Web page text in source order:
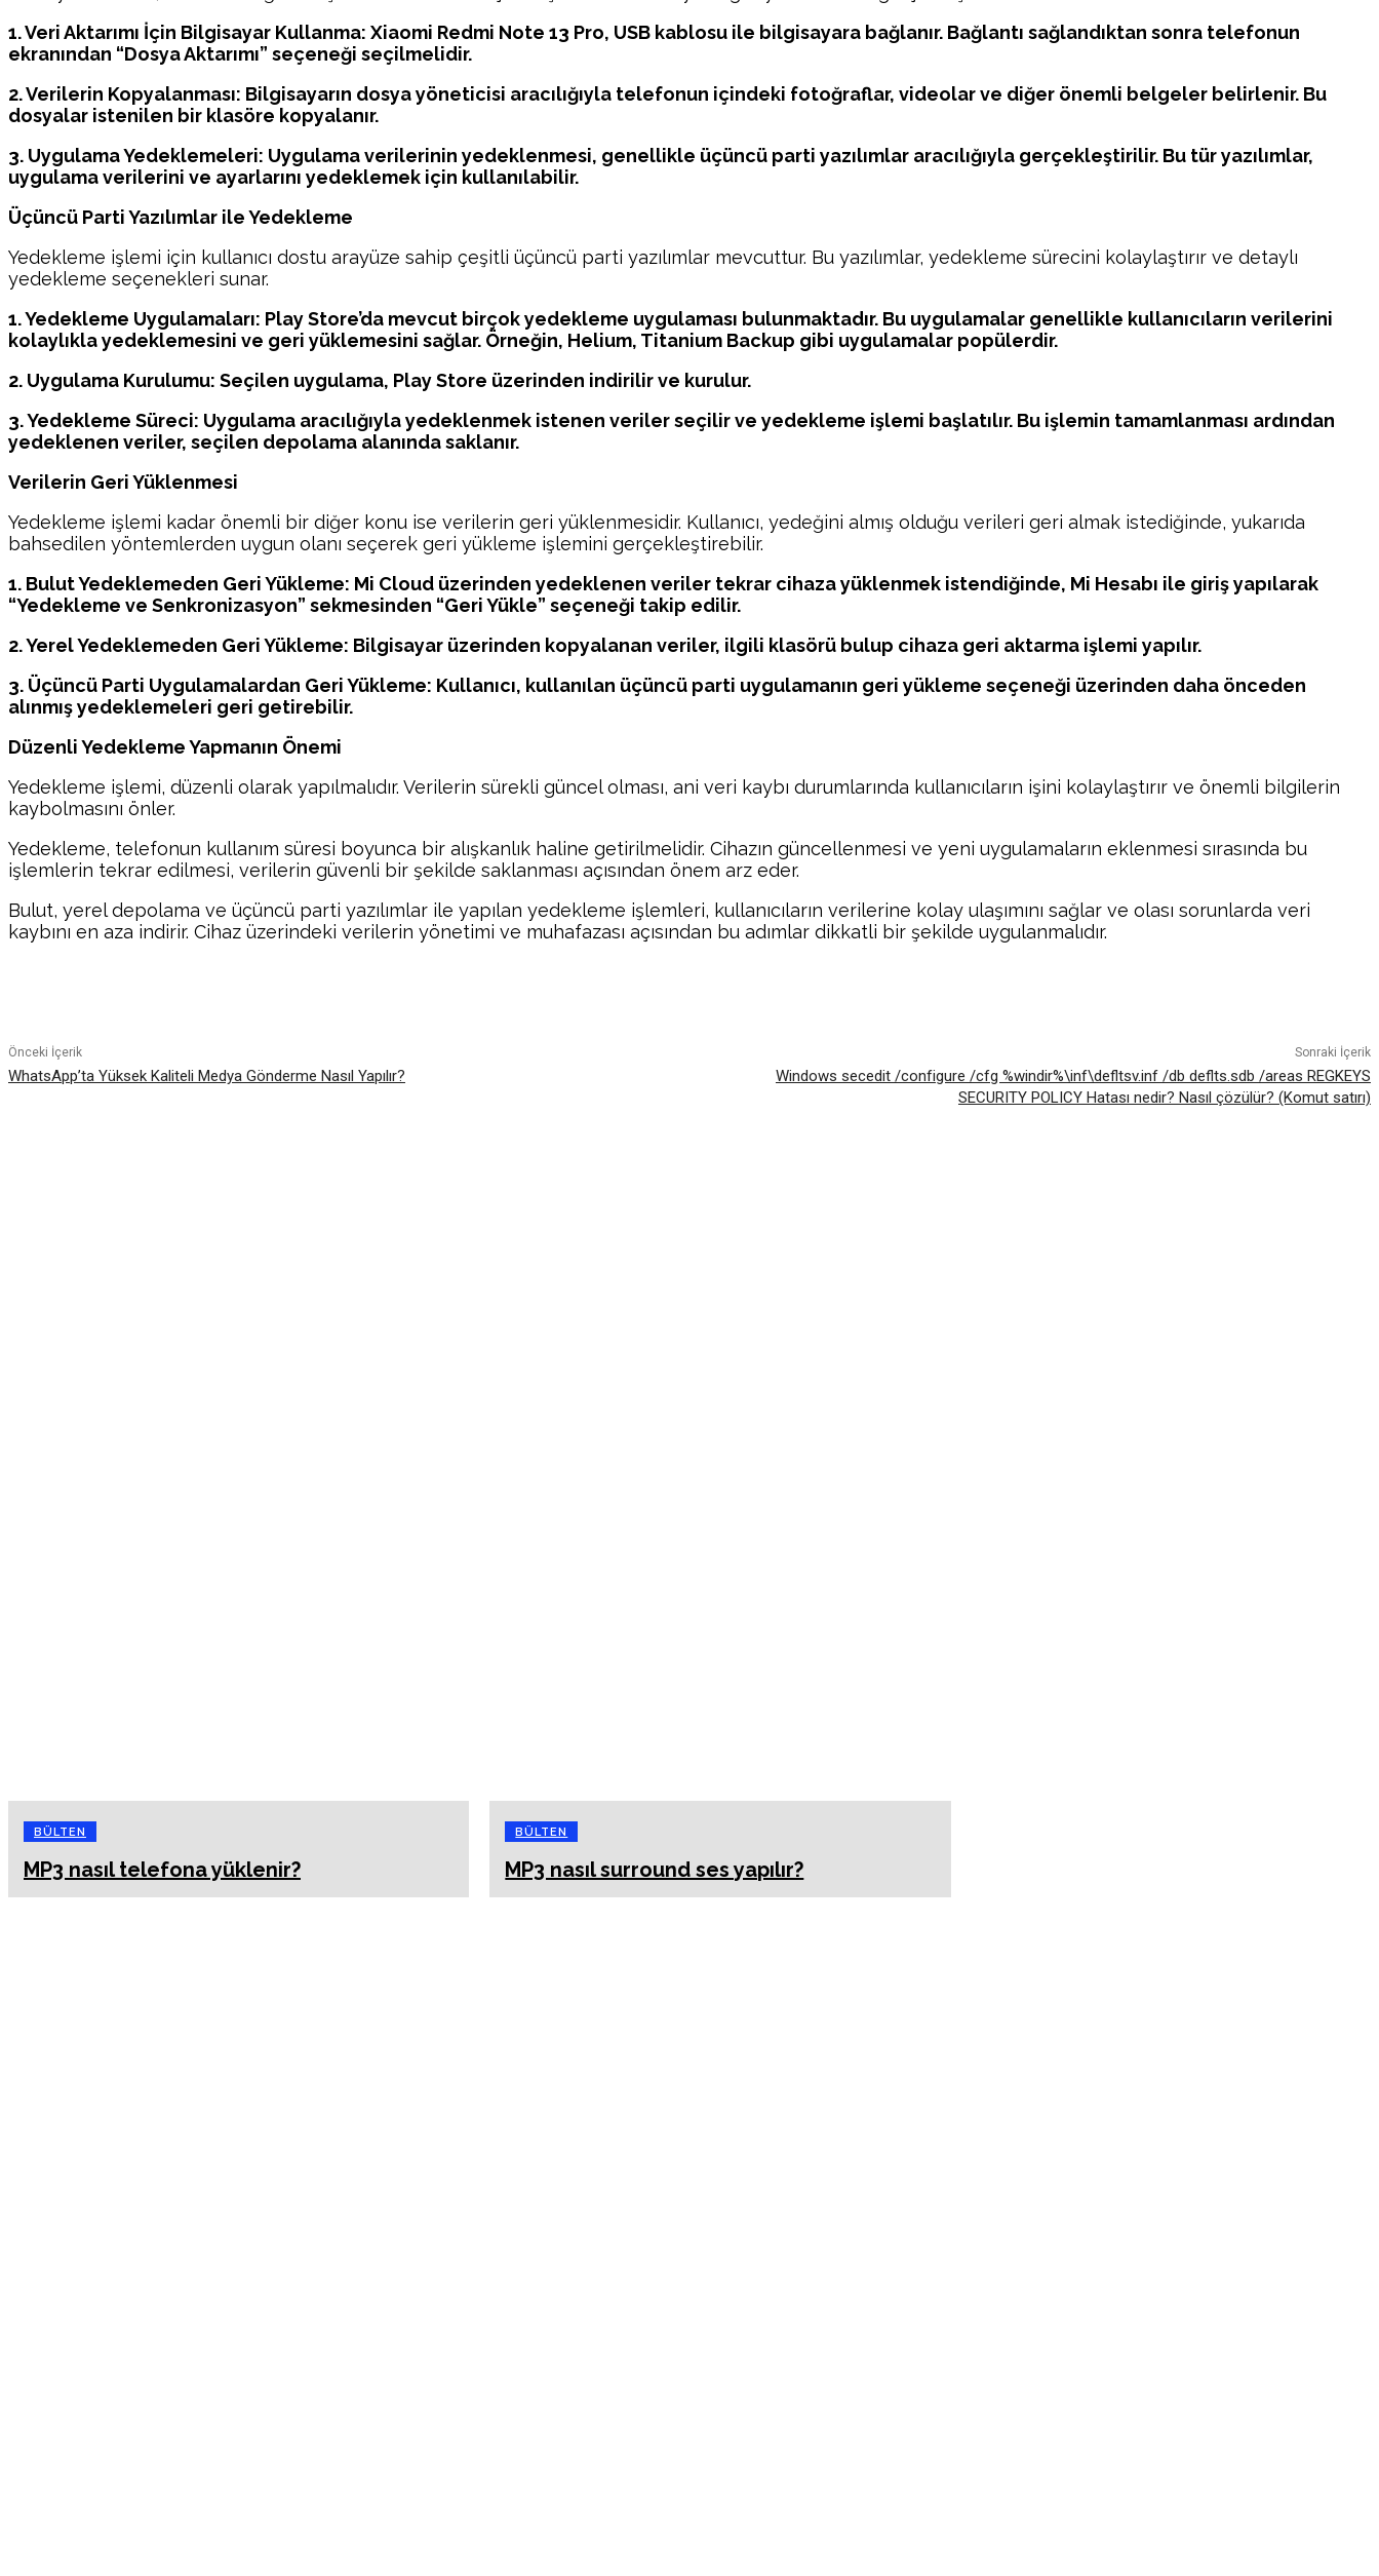
1. Veri Aktarımı İçin Bilgisayar Kullanma: Xiaomi Redmi Note 13 Pro, USB kablosu ile bilgisayara bağlanır. Bağlantı sağlandıktan sonra telefonun
ekranından “Dosya Aktarımı” seçeneği seçilmelidir.
2. Verilerin Kopyalanması: Bilgisayarın dosya yöneticisi aracılığıyla telefonun içindeki fotoğraflar, videolar ve diğer önemli belgeler belirlenir. Bu
dosyalar istenilen bir klasöre kopyalanır.
3. Uygulama Yedeklemeleri: Uygulama verilerinin yedeklenmesi, genellikle üçüncü parti yazılımlar aracılığıyla gerçekleştirilir. Bu tür yazılımlar,
uygulama verilerini ve ayarlarını yedeklemek için kullanılabilir.
Üçüncü Parti Yazılımlar ile Yedekleme
Yedekleme işlemi için kullanıcı dostu arayüze sahip çeşitli üçüncü parti yazılımlar mevcuttur. Bu yazılımlar, yedekleme sürecini kolaylaştırır ve detaylı
yedekleme seçenekleri sunar.
1. Yedekleme Uygulamaları: Play Store’da mevcut birçok yedekleme uygulaması bulunmaktadır. Bu uygulamalar genellikle kullanıcıların verilerini
kolaylıkla yedeklemesini ve geri yüklemesini sağlar. Örneğin, Helium, Titanium Backup gibi uygulamalar popülerdir.
2. Uygulama Kurulumu: Seçilen uygulama, Play Store üzerinden indirilir ve kurulur.
3. Yedekleme Süreci: Uygulama aracılığıyla yedeklenmek istenen veriler seçilir ve yedekleme işlemi başlatılır. Bu işlemin tamamlanması ardından
yedeklenen veriler, seçilen depolama alanında saklanır.
Verilerin Geri Yüklenmesi
Yedekleme işlemi kadar önemli bir diğer konu ise verilerin geri yüklenmesidir. Kullanıcı, yedeğini almış olduğu verileri geri almak istediğinde, yukarıda
bahsedilen yöntemlerden uygun olanı seçerek geri yükleme işlemini gerçekleştirebilir.
1. Bulut Yedeklemeden Geri Yükleme: Mi Cloud üzerinden yedeklenen veriler tekrar cihaza yüklenmek istendiğinde, Mi Hesabı ile giriş yapılarak
“Yedekleme ve Senkronizasyon” sekmesinden “Geri Yükle” seçeneği takip edilir.
2. Yerel Yedeklemeden Geri Yükleme: Bilgisayar üzerinden kopyalanan veriler, ilgili klasörü bulup cihaza geri aktarma işlemi yapılır.
3. Üçüncü Parti Uygulamalardan Geri Yükleme: Kullanıcı, kullanılan üçüncü parti uygulamanın geri yükleme seçeneği üzerinden daha önceden
alınmış yedeklemeleri geri getirebilir.
Düzenli Yedekleme Yapmanın Önemi
Yedekleme işlemi, düzenli olarak yapılmalıdır. Verilerin sürekli güncel olması, ani veri kaybı durumlarında kullanıcıların işini kolaylaştırır ve önemli bilgilerin
kaybolmasını önler.
Yedekleme, telefonun kullanım süresi boyunca bir alışkanlık haline getirilmelidir. Cihazın güncellenmesi ve yeni uygulamaların eklenmesi sırasında bu
işlemlerin tekrar edilmesi, verilerin güvenli bir şekilde saklanması açısından önem arz eder.
Bulut, yerel depolama ve üçüncü parti yazılımlar ile yapılan yedekleme işlemleri, kullanıcıların verilerine kolay ulaşımını sağlar ve olası sorunlarda veri
kaybını en aza indirir. Cihaz üzerindeki verilerin yönetimi ve muhafazası açısından bu adımlar dikkatli bir şekilde uygulanmalıdır.
Önceki İçerik
WhatsApp’ta Yüksek Kaliteli Medya Gönderme Nasıl Yapılır?
Sonraki İçerik
Windows secedit /configure /cfg %windir%\inf\defltsv.inf /db deflts.sdb /areas REGKEYS
SECURITY POLICY Hatası nedir? Nasıl çözülür? (Komut satırı)
BÜLTEN
MP3 nasıl telefona yüklenir?
BÜLTEN
MP3 nasıl surround ses yapılır?